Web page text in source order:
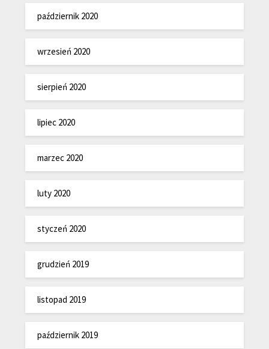
październik 2020
wrzesień 2020
sierpień 2020
lipiec 2020
marzec 2020
luty 2020
styczeń 2020
grudzień 2019
listopad 2019
październik 2019